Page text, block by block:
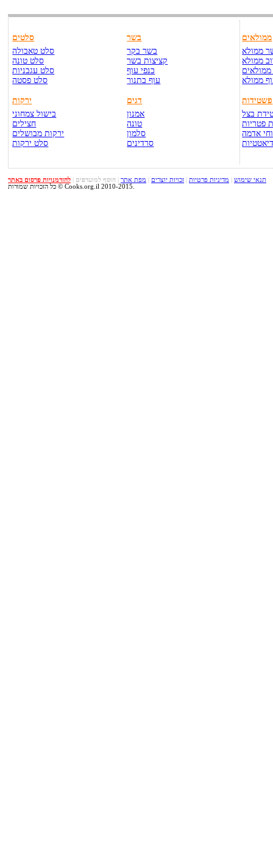
סלטים
סלט טאבולה
סלט טונה
סלט עגבניות
סלט פסטה
ירקות
בישול צמחוני
חצילים
ירקות מבושלים
סלט ירקות
בשר
בשר בקר
קציצות בשר
כנפי עוף
עוף בתנור
דגים
אמנון
טונה
סלמון
סרדינים
ממולאים
ממולא
ממולא
ממולא
פשטידות
בצל
פטריות
אדמה
תנאי שימוש מדיניות פרטיות זכויות יוצרים מפת אתר הוסף למועדפים
להזדמנויות פרסום באתר
כל הזכויות שמורות © Cooks.org.il 2010-2015.